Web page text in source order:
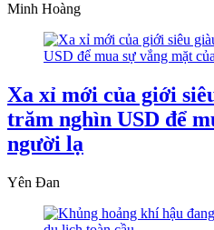
Minh Hoàng
Xa xỉ mới của giới
trăm nghìn USD để
người lạ
Yên Đan